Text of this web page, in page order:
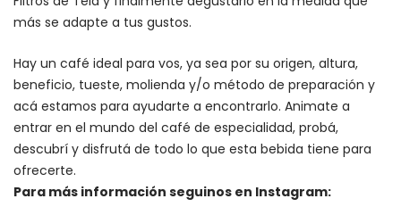
más se adapte a tus gustos.
Hay un café ideal para vos, ya sea por su origen, altura,
beneficio, tueste, molienda y/o método de preparación y
acá estamos para ayudarte a encontrarlo. Animate a
entrar en el mundo del café de especialidad, probá,
descubrí y disfrutá de todo lo que esta bebida tiene para
ofrecerte.
Para más información seguinos en Instagram: